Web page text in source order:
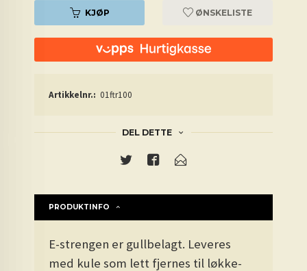
KJØP ØNSKELISTE
Artikkelnr.: 01ftr100
DEL DETTE
PRODUKTINFO
E-strengen er gullbelagt. Leveres
med kule som lett fjernes til løkke-